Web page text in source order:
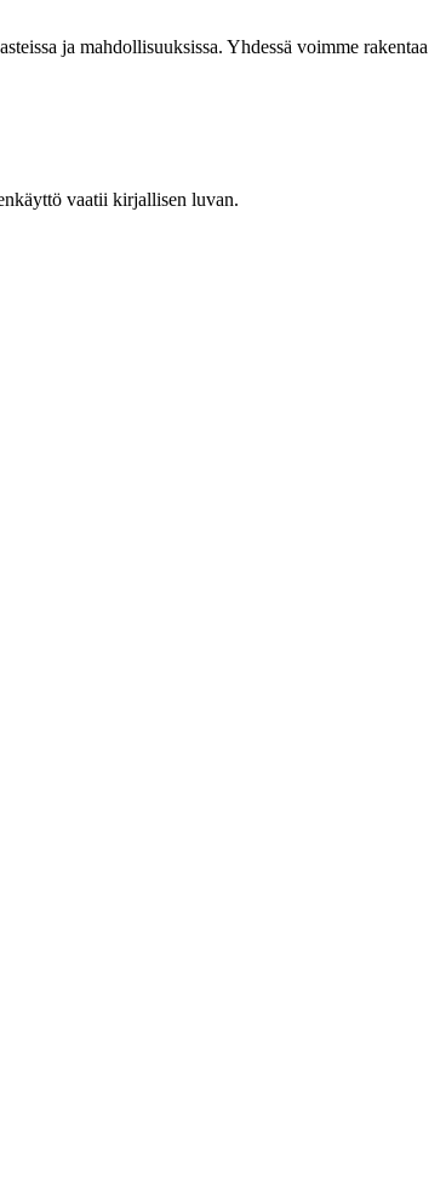
ja mahdollisuuksissa. Yhdessä voimme rakentaa
vaatii kirjallisen luvan.